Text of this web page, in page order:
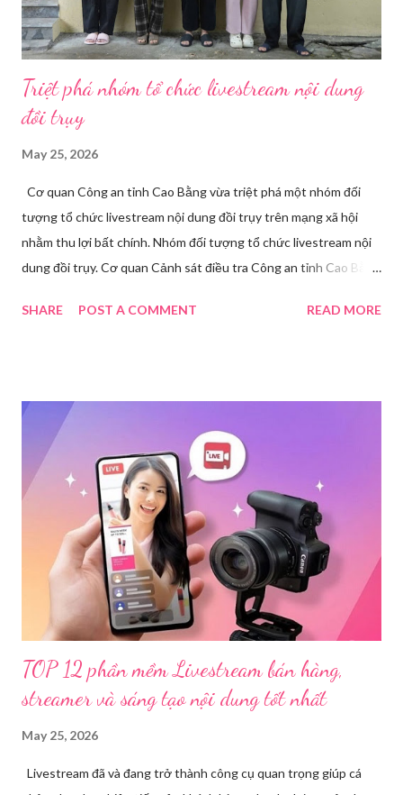
Triệt phá nhóm tổ chức livestream nội dung
đồi trụy
May 25, 2026
Cơ quan Công an tỉnh Cao Bằng vừa triệt phá một nhóm đối
tượng tổ chức livestream nội dung đồi trụy trên mạng xã hội
nhằm thu lợi bất chính. Nhóm đối tượng tổ chức livestream nội
dung đồi trụy. Cơ quan Cảnh sát điều tra Công an tỉnh Cao Bằng
tạm giam đối với Triệu Thị Dung về hành vi truyền bá văn hóa
dụng điện thoại xuất hiện các hoạt động phát trực tiếp nội dung
nhạy cảm, có dấu hiệu vi phạm pháp luật. Ngay sau khi tiếp
nhận, đơn vị đã nhanh chóng tổ chức xác minh, thu thập dữ liệu
để làm rõ. Kết quả điều tra ban đầu xác định, Triệu Thị Dung
(sinh năm 1994), trú tại xã Phủ Thông, tỉnh Thái Nguyên, cùng
một số đối tượng khác đã tham gia tổ chức livestream nội dung
đồi trụy nhằm mục đích thu lợi. Các đối tượng liên quan gồm
L.V.D (sinh ...
SHARE POST A COMMENT READ MORE
TOP 12 phần mềm Livestream bán hàng,
streamer và sáng tạo nội dung tốt nhất
May 25, 2026
Livestream đã và đang trở thành công cụ quan trọng giúp cá